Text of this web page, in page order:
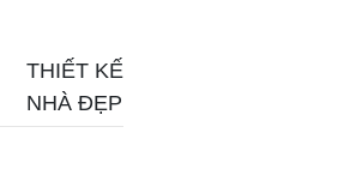
THIẾT KẾ
NHÀ ĐẸP